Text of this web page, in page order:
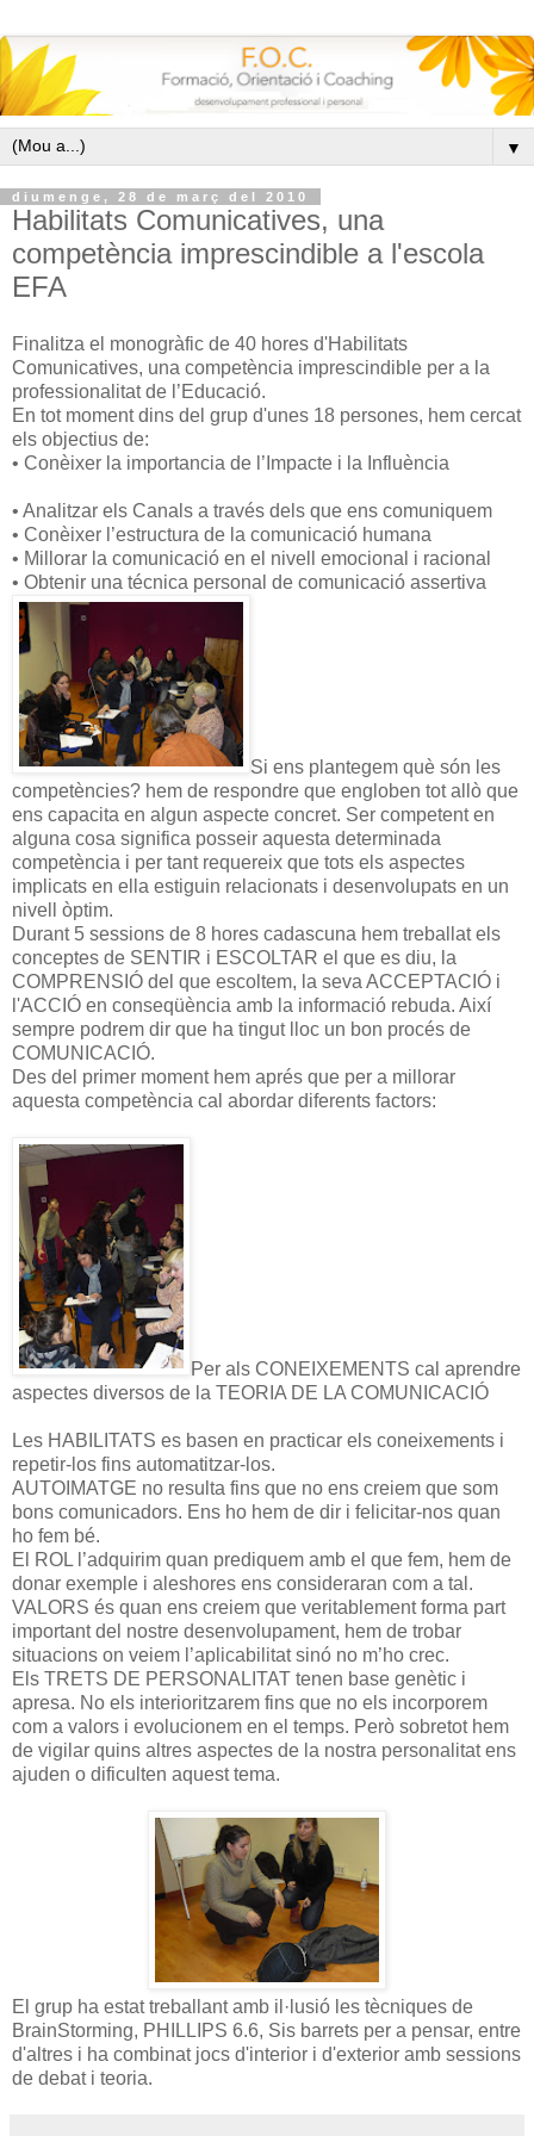
▼
diumenge, 28 de març del 2010
Habilitats Comunicatives, una
competència imprescindible a l'escola
EFA
Finalitza el monogràfic de 40 hores d'Habilitats
Comunicatives, una competència imprescindible per a la
professionalitat de l’Educació.
En tot moment dins del grup d'unes 18 persones, hem cercat
els objectius de:
• Conèixer la importancia de l’Impacte i la Influència
• Analitzar els Canals a través dels que ens comuniquem
• Conèixer l’estructura de la comunicació humana
• Millorar la comunicació en el nivell emocional i racional
• Obtenir una técnica personal de comunicació assertiva
Si ens plantegem què són les
competències? hem de respondre que engloben tot allò que
ens capacita en algun aspecte concret. Ser competent en
alguna cosa significa posseir aquesta determinada
competència i per tant requereix que tots els aspectes
implicats en ella estiguin relacionats i desenvolupats en un
nivell òptim.
Durant 5 sessions de 8 hores cadascuna hem treballat els
conceptes de SENTIR i ESCOLTAR el que es diu, la
COMPRENSIÓ del que escoltem, la seva ACCEPTACIÓ i
l'ACCIÓ en conseqüència amb la informació rebuda. Així
sempre podrem dir que ha tingut lloc un bon procés de
COMUNICACIÓ.
Des del primer moment hem aprés que per a millorar
aquesta competència cal abordar diferents factors:
Per als CONEIXEMENTS cal aprendre
aspectes diversos de la TEORIA DE LA COMUNICACIÓ
Les HABILITATS es basen en practicar els coneixements i
repetir-los fins automatitzar-los.
AUTOIMATGE no resulta fins que no ens creiem que som
bons comunicadors. Ens ho hem de dir i felicitar-nos quan
ho fem bé.
El ROL l’adquirim quan prediquem amb el que fem, hem de
donar exemple i aleshores ens consideraran com a tal.
VALORS és quan ens creiem que veritablement forma part
important del nostre desenvolupament, hem de trobar
situacions on veiem l’aplicabilitat sinó no m’ho crec.
Els TRETS DE PERSONALITAT tenen base genètic i
apresa. No els interioritzarem fins que no els incorporem
com a valors i evolucionem en el temps. Però sobretot hem
de vigilar quins altres aspectes de la nostra personalitat ens
ajuden o dificulten aquest tema.
El grup ha estat treballant amb il·lusió les tècniques de
BrainStorming, PHILLIPS 6.6, Sis barrets per a pensar, entre
d'altres i ha combinat jocs d'interior i d'exterior amb sessions
de debat i teoria.